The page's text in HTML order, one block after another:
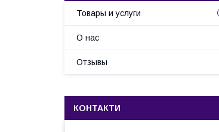
Товары и услуги
О нас
Отзывы
КОНТАКТИ